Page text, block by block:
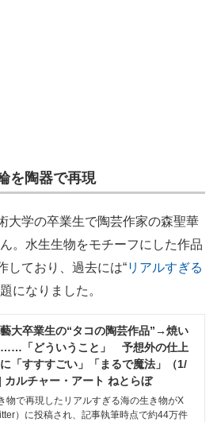
を陶器で再現
大学の卒業生で陶芸作家の森聖華
。水生生物をモチーフにした作品
しており、過去には“リアルすぎる
になりました。
大卒業生の“タコの陶芸作品”→焼い
……「どういうこと」 予想外の仕上
「すすすごい」「まるで魔法」（1/
カルチャー・アート ねとらぼ
物で再現したリアルすぎる海の生き物がX
）に投稿され、記事執筆時点で約44万件